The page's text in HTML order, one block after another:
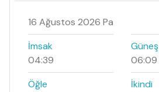
16 Ağustos 2026 Pa
İmsak
04:39
Güneş
06:09
Öğle
İkindi